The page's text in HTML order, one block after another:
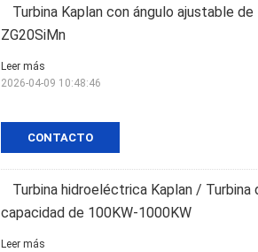
Turbina Kaplan con ángulo ajustable
ZG20SiMn
CONTACTO
Leer más
2026-04-09 10:48:46
Turbina hidroeléctrica Kaplan /
capacidad de 100KW-1000KW
Leer más